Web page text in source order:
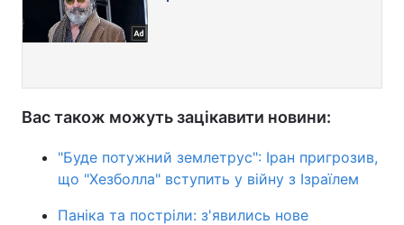
Вас також можуть зацікавити новини:
"Буде потужний землетрус": Іран пригрозив,
що "Хезболла" вступить у війну з Ізраїлем
Паніка та постріли: з'явились нове